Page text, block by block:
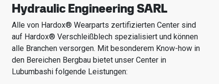
Hydraulic Engineering SARL
Alle von Hardox® Wearparts zertifizierten Center sind
auf Hardox® Verschleißblech spezialisiert und können
alle Branchen versorgen. Mit besonderem Know-how in
den Bereichen Bergbau bietet unser Center in
Lubumbashi folgende Leistungen: